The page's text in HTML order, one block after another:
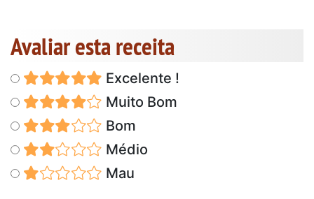
Avaliar esta receita
Excelente !
Muito Bom
Bom
Médio
Mau